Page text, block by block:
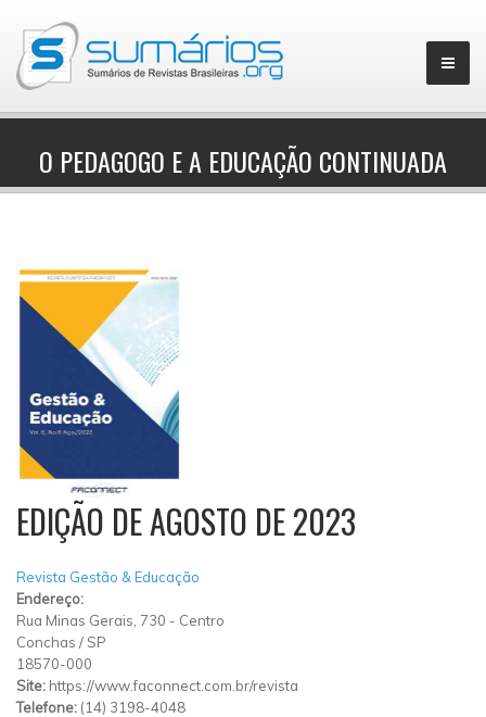
▼
O PEDAGOGO E A EDUCAÇÃO CONTINUADA
EDIÇÃO DE AGOSTO DE 2023
Revista Gestão & Educação
Endereço:
Rua Minas Gerais, 730 - Centro
Conchas / SP
18570-000
Site: https://www.faconnect.com.br/revista
Telefone: (14) 3198-4048